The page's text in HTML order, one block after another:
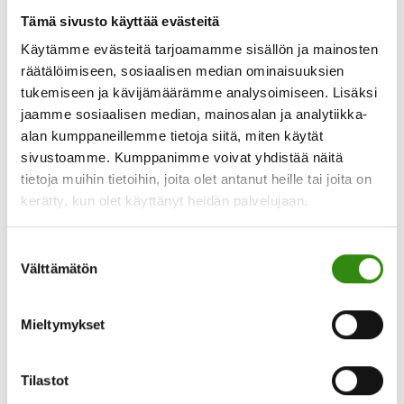
Tämä sivusto käyttää evästeitä
Käytämme evästeitä tarjoamamme sisällön ja mainosten
räätälöimiseen, sosiaalisen median ominaisuuksien
tukemiseen ja kävijämäärämme analysoimiseen. Lisäksi
jaamme sosiaalisen median, mainosalan ja analytiikka-
alan kumppaneillemme tietoja siitä, miten käytät
sivustoamme. Kumppanimme voivat yhdistää näitä
tietoja muihin tietoihin, joita olet antanut heille tai joita on
kerätty, kun olet käyttänyt heidän palvelujaan.
valinta
Välttämätön
Mieltymykset
Tilastot
lapset eivät olleet koliikkivauvoja, joten tämä tuli
täysin uutena. Itkua oli paljon päivisin, ja öisin
herättiin parin tunnin välein. …[Lue lisää...]tietoa”Pienikin
apu
voi
avata
isoja
solmuja”
–
Jelppi
toi
apua
uupuneen
lapsiperheen
BLOGI | Puhuminen kannattaa aina
sukupolvenvaihdosprosesseissa toistuu kerta
toisensa jälkeen sama asia. Koska kyse on ihmisten
enemmän kaikesta. Vaikka sukupolvenvaihdos on
aina myös taloudellinen ja juridinen asia, on tiedon